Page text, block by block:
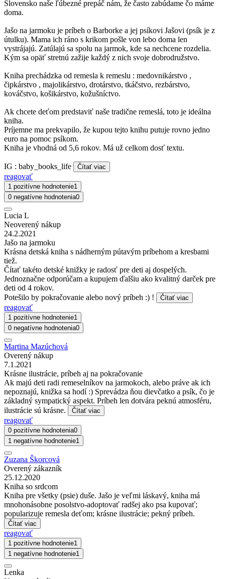
Slovensko naše ľúbezné prepáč nám, že často zabúdame čo máme
doma.
Jašo na jarmoku je príbeh o Barborke a jej psíkovi Jašovi (psík je z
útulku). Mama ich ráno s krikom pošle von lebo doma len
vystrájajú. Zatúlajú sa spolu na jarmok, kde sa nechcene rozdelia.
Kým sa opäť stretnú zažije každý z nich svoje dobrodružstvo.
Kniha prechádzka od remesla k remeslu : medovnikárstvo ,
čipkárstvo , majolikárstvo, drotárstvo, tkáčstvo, rezbárstvo,
kováčstvo, košikárstvo, kožušníctvo.
Ak chcete deťom predstaviť naše tradične remeslá, toto je ideálna
kniha.
Príjemne ma prekvapilo, že kupou tejto knihu putuje rovno jedno
euro na pomoc psíkom.
Kniha je vhodná od 5,6 rokov. Má už celkom dosť textu.
IG : baby_books_life Čítať viac
reagovať
1 pozitívne hodnotenie1
0 negatívne hodnotenia0
Lucia L
Neoverený nákup
24.2.2021
Jašo na jarmoku
Krásna detská kniha s nádherným pútavým príbehom a kresbami
tiež.
Čítať takéto detské knižky je radosť pre deti aj dospelých.
Jednoznačne odporúčam a kupujem ďalšiu ako kvalitný darček pre
deti od 4 rokov.
Potešilo by pokračovanie alebo nový príbeh :) !
Čítať viac
reagovať
1 pozitívne hodnotenie1
0 negatívne hodnotenia0
Martina Mazúchová
Overený nákup
7.1.2021
Krásne ilustrácie, príbeh aj na pokračovanie
Ak majú deti radi remeselníkov na jarmokoch, alebo práve ak ich
nepoznajú, knižka sa hodí :) Sprevádza ňou dievčatko a psík, čo je
základný sympatický aspekt. Príbeh len dotvára peknú atmosféru,
ilustrácie sú krásne.
Čítať viac
reagovať
0 pozitívne hodnotenia0
1 negatívne hodnotenie1
Zuzana Škorcová
Overený zákazník
25.12.2020
Kniha so srdcom
Kniha pre všetky (psie) duše. Jašo je veľmi láskavý, kniha má
mnohonásobne posolstvo-adoptovať radšej ako psa kupovať;
popularizuje remesla deťom; krásne ilustrácie; pekný príbeh.
Čítať viac
reagovať
1 pozitívne hodnotenie1
1 negatívne hodnotenie1
Lenka